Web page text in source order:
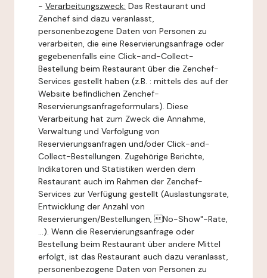
- Verarbeitungszweck: Das Restaurant und
Zenchef sind dazu veranlasst,
personenbezogene Daten von Personen zu
verarbeiten, die eine Reservierungsanfrage oder
gegebenenfalls eine Click-and-Collect-
Bestellung beim Restaurant über die Zenchef-
Services gestellt haben (z.B. : mittels des auf der
Website befindlichen Zenchef-
Reservierungsanfrageformulars). Diese
Verarbeitung hat zum Zweck die Annahme,
Verwaltung und Verfolgung von
Reservierungsanfragen und/oder Click-and-
Collect-Bestellungen. Zugehörige Berichte,
Indikatoren und Statistiken werden dem
Restaurant auch im Rahmen der Zenchef-
Services zur Verfügung gestellt (Auslastungsrate,
Entwicklung der Anzahl von
Reservierungen/Bestellungen, No-Show"-Rate,
...). Wenn die Reservierungsanfrage oder
Bestellung beim Restaurant über andere Mittel
erfolgt, ist das Restaurant auch dazu veranlasst,
personenbezogene Daten von Personen zu